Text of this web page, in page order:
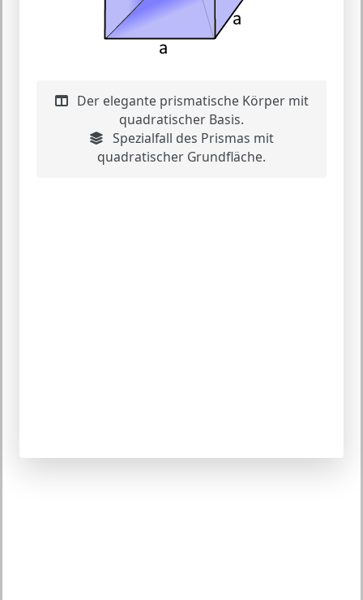
Der elegante prismatische Körper mit
quadratischer Basis.
Spezialfall des Prismas mit
quadratischer Grundfläche.